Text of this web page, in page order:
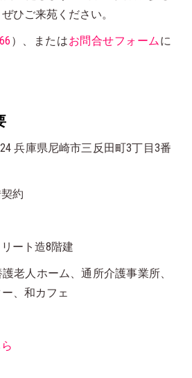
ひご来苑ください。
）、またはお問合せフォームに
兵庫県尼崎市三反田町3丁目3番
約
ート造8階建
老人ホーム、通所介護事業所、
、和カフェ